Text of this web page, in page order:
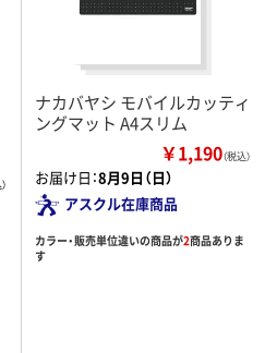
ナカバヤシ モバイルカッティ
ングマット A4スリム
￥1,190（税込）
お届け日：8月9日（日）
アスクル在庫商品
カラー・販売単位違いの商品が2商品ありま
す